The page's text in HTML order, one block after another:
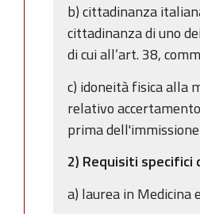
b) cittadinanza
cittadinanza di uno
di cui all’art. 38,
c) idoneità fisica alla
relativo
prima
2) Requisiti specifici
a) laurea in Medicina